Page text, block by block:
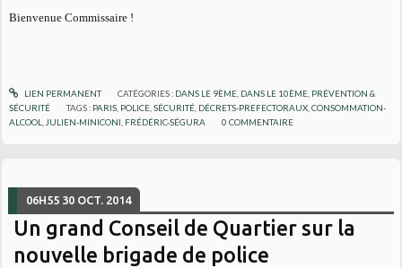
Bienvenue Commissaire !
LIEN PERMANENT CATÉGORIES : DANS LE 9ÈME, DANS LE 10ÈME, PRÉVENTION &
SÉCURITÉ
TAGS : PARIS, POLICE,SÉCURITÉ, DÉCRETS-PREFECTORAUX,CONSOMMATION-
ALCOOL,JULIEN-MINICONI, FRÉDÉRIC-SÉGURA 0 COMMENTAIRE
06H55 30 OCT. 2014
Un grand Conseil de Quartier sur la
nouvelle brigade de police